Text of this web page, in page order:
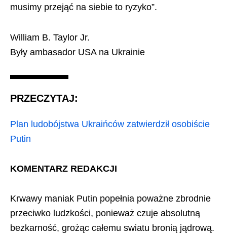
musimy przejąć na siebie to ryzyko”.
William B. Taylor Jr.
Były ambasador USA na Ukrainie
PRZECZYTAJ:
Plan ludobójstwa Ukraińców zatwierdził osobiście
Putin
KOMENTARZ REDAKCJI
Krwawy maniak Putin popełnia poważne zbrodnie
przeciwko ludzkości, ponieważ czuje absolutną
bezkarność, grożąc całemu swiatu bronią jądrową.